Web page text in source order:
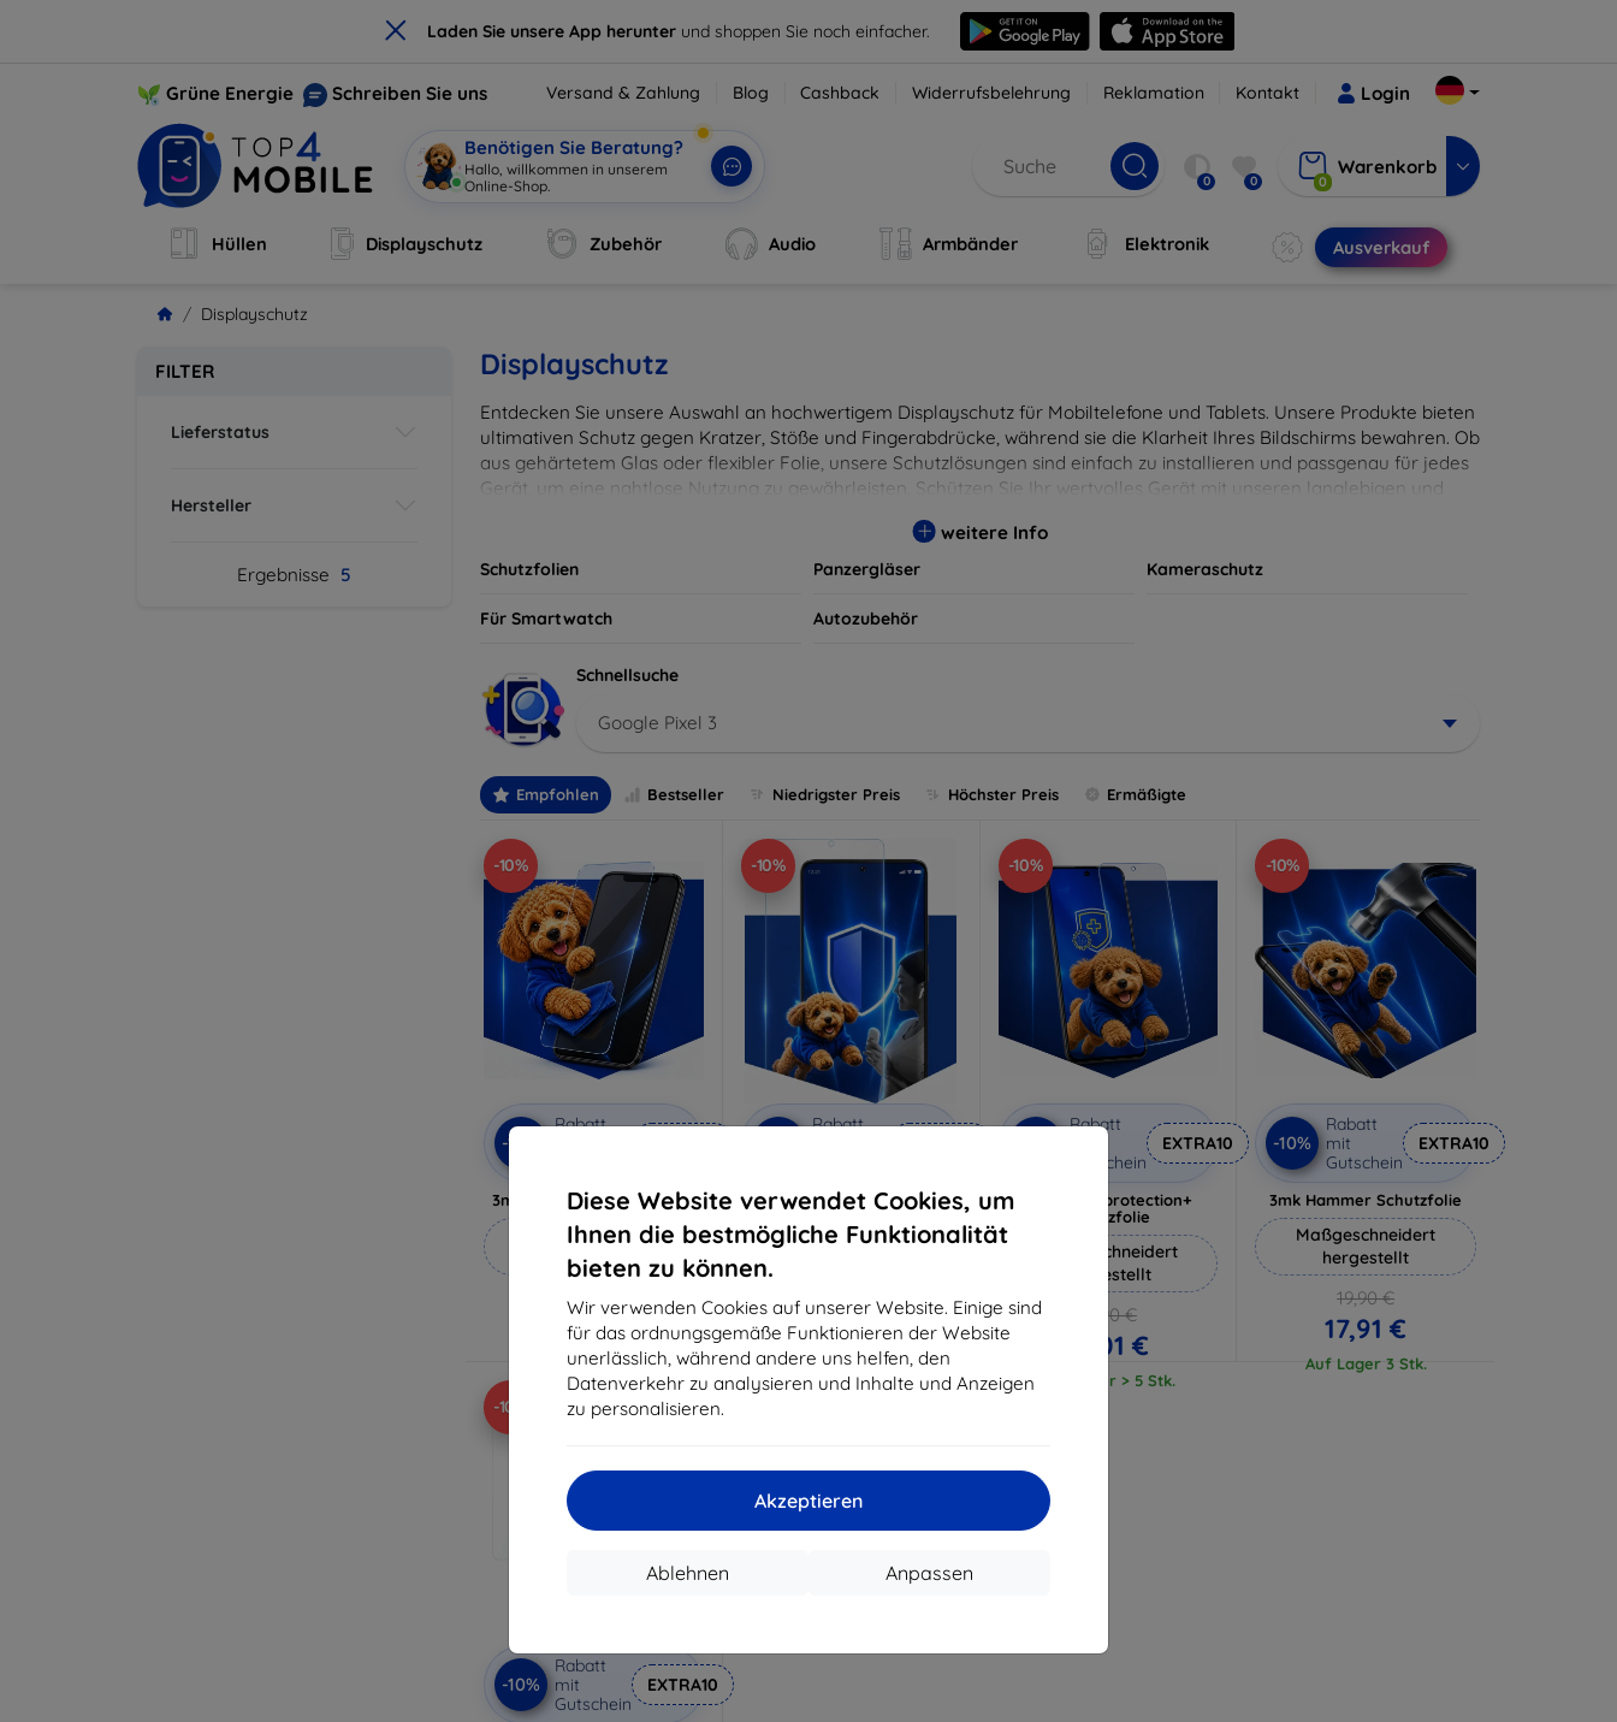
× Laden Sie unsere App herunter und shoppen Sie noch einfacher.
Diese Website verwendet Cookies, um
Ihnen die bestmögliche Funktionalität
bieten zu können.
Wir verwenden Cookies auf unserer Website. Einige sind
für das ordnungsgemäße Funktionieren der Website
unerlässlich, während andere uns helfen, den
Datenverkehr zu analysieren und Inhalte und Anzeigen
zu personalisieren.
Akzeptieren
Anpassen
Ablehnen
Grüne Energie Schreiben Sie uns Versand & Zahlung Blog Cashback Widerrufsbelehrung Reklamation Kontakt Login
Benötigen Sie Beratung?
Hallo, willkommen in unserem
Online-Shop.
0 0 0
Warenkorb
Hüllen Displayschutz Zubehör Audio Armbänder Elektronik Ausverkauf
Displayschutz
FILTER
Lieferstatus
Hersteller
Ergebnisse 5
Displayschutz
Entdecken Sie unsere Auswahl an hochwertigem Displayschutz für Mobiltelefone und Tablets. Unsere Produkte bieten
ultimativen Schutz gegen Kratzer, Stöße und Fingerabdrücke, während sie die Klarheit Ihres Bildschirms bewahren. Ob
aus gehärtetem Glas oder flexibler Folie, unsere Schutzlösungen sind einfach zu installieren und passgenau für jedes
Gerät, um eine nahtlose Nutzung zu gewährleisten. Schützen Sie Ihr wertvolles Gerät mit unseren langlebigen und
weitere Info
Schutzfolien Panzergläser Kameraschutz
Für Smartwatch Autozubehör
Schnellsuche
Google Pixel 3
Empfohlen Bestseller Niedrigster Preis Höchster Preis Ermäßigte
-10%
-10%
Rabatt
3mk Anti-Shock Schutzglas
Maßgeschneidert
hergestellt
16,90 €
15,21 €
Auf Lager > 5 Stk.
-10%
Rabatt
3mk Pure Matt Schutzglas
Maßgeschneidert
12,90 €
11,61 €
Auf Lager > 5 Stk.
-10%
Rabatt
Gutschein
EXTRA10
3mk Silverprotection+
Schutzfolie
Maßgeschneidert
hergestellt
18,90 €
17,01 €
Auf Lager > 5 Stk.
-10%
-10%
Rabatt
mit
Gutschein
EXTRA10
3mk Hammer Schutzfolie
Maßgeschneidert
hergestellt
19,90 €
17,91 €
Auf Lager 3 Stk.
-10%
-10%
Rabatt
mit
Gutschein
EXTRA10